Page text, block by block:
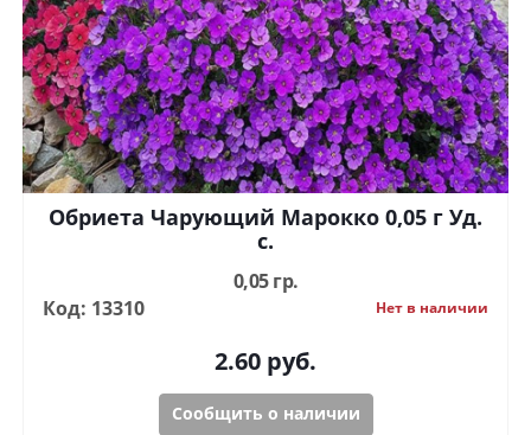
Обриета Чарующий Марокко 0,05 г Уд.
с.
0,05 гр.
Код: 13310
Нет в наличии
2.60 руб.
Сообщить о наличии